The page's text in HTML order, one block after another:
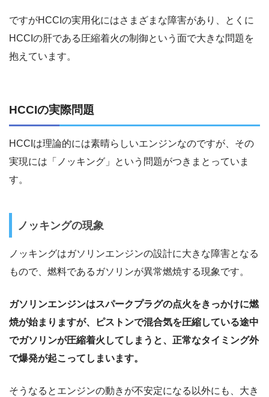
ですがHCCIの実用化にはさまざまな障害があり、とくに
HCCIの肝である圧縮着火の制御という面で大きな問題を
抱えています。
HCCIの実際問題
HCCIは理論的には素晴らしいエンジンなのですが、その
実現には「ノッキング」という問題がつきまとっていま
す。
ノッキングの現象
ノッキングはガソリンエンジンの設計に大きな障害となる
もので、燃料であるガソリンが異常燃焼する現象です。
ガソリンエンジンはスパークプラグの点火をきっかけに燃
焼が始まりますが、ピストンで混合気を圧縮している途中
でガソリンが圧縮着火してしまうと、正常なタイミング外
で爆発が起こってしまいます。
そうなるとエンジンの動きが不安定になる以外にも、大き